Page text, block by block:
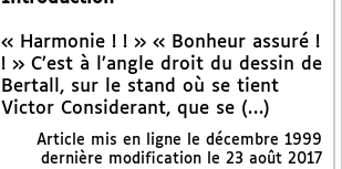
« Harmonie ! ! » « Bonheur assuré !
! » C’est à l’angle droit du dessin de
Bertall, sur le stand où se tient
Victor Considerant, que se (…)
Article mis en ligne le décembre 1999
dernière modification le 23 août 2017